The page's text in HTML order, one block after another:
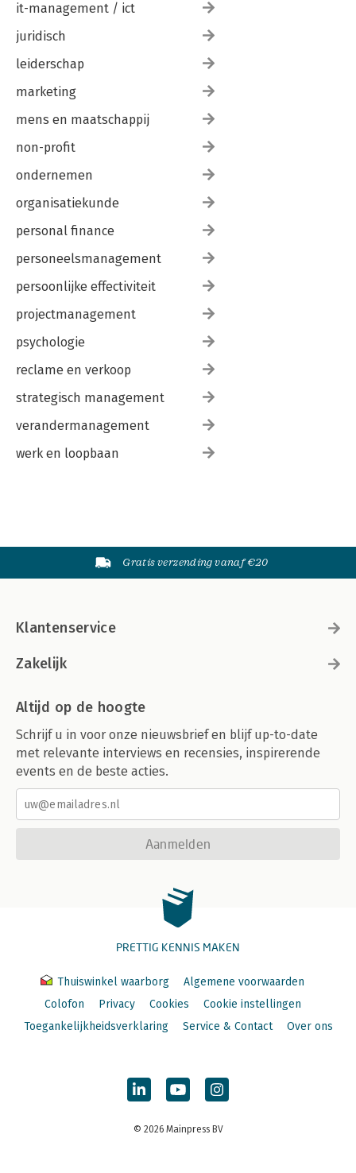
it-management / ict
juridisch
leiderschap
marketing
mens en maatschappij
non-profit
ondernemen
organisatiekunde
personal finance
personeelsmanagement
persoonlijke effectiviteit
projectmanagement
psychologie
reclame en verkoop
strategisch management
verandermanagement
werk en loopbaan
Gratis verzending vanaf €20
Klantenservice
Zakelijk
Altijd op de hoogte
Schrijf u in voor onze nieuwsbrief en blijf up-to-date
met relevante interviews en recensies, inspirerende
events en de beste acties.
Aanmelden
PRETTIG KENNIS MAKEN
Thuiswinkel waarborg
Algemene voorwaarden
Colofon
Privacy Cookies
Cookie instellingen
Toegankelijkheidsverklaring
Service & Contact Over ons
© 2026 Mainpress BV